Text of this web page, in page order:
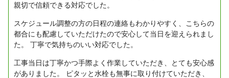
親切で信頼できる対応でした。
スケジュール調整の方の日程の連絡もわかりやすく、こちらの
都合にも配慮していただけたので安心して当日を迎えられまし
た。
丁寧で気持ちのいい対応でした。
工事当日は丁寧かつ手際よく作業していただき、とても安心感
がありました。
ピタッと水栓も無事に取り付けていただき、